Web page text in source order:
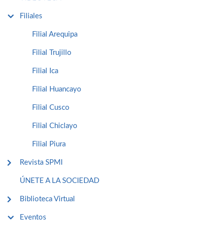
Filiales
Filial Arequipa
Filial Trujillo
Filial Ica
Filial Huancayo
Filial Cusco
Filial Chiclayo
Filial Piura
Revista SPMI
ÚNETE A LA SOCIEDAD
Biblioteca Virtual
Eventos